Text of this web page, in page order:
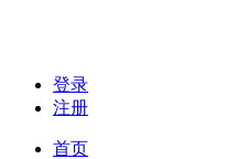
登录
注册
首页